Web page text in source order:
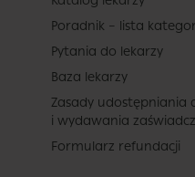
Poradnik – lista
Pytania do lekarzy
Baza lekarzy
Zasady udostępniania
i wydawania
Formularz refundacji